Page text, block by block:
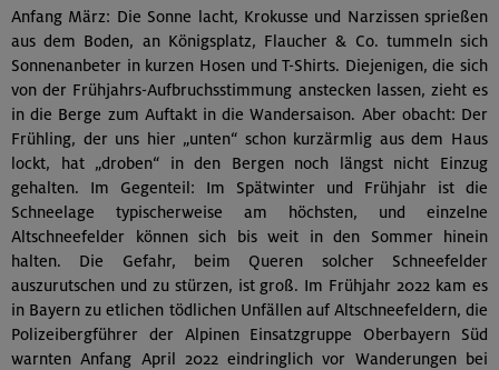
Anfang März: Die Sonne lacht, Krokusse und Narzissen sprießen
aus dem Boden, an Königsplatz, Flaucher & Co. tummeln sich
Sonnenanbeter in kurzen Hosen und T-Shirts. Diejenigen, die sich
von der Frühjahrs-Aufbruchsstimmung anstecken lassen, zieht es
in die Berge zum Auftakt in die Wandersaison. Aber obacht: Der
Frühling, der uns hier „unten“ schon kurzärmlig aus dem Haus
lockt, hat „droben“ in den Bergen noch längst nicht Einzug
gehalten. Im Gegenteil: Im Spätwinter und Frühjahr ist die
Schneelage typischerweise am höchsten, und einzelne
Altschneefelder können sich bis weit in den Sommer hinein
halten. Die Gefahr, beim Queren solcher Schneefelder
auszurutschen und zu stürzen, ist groß. Im Frühjahr 2022 kam es
in Bayern zu etlichen tödlichen Unfällen auf Altschneefeldern, die
Polizeibergführer der Alpinen Einsatzgruppe Oberbayern Süd
warnten Anfang April 2022 eindringlich vor Wanderungen bei